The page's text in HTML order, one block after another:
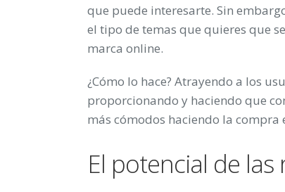
que puede interesarte. Sin
el tipo de temas que quieres que
marca online.
¿Cómo lo hace? Atrayendo a los
proporcionando y haciendo que
más cómodos haciendo la
El potencial de las